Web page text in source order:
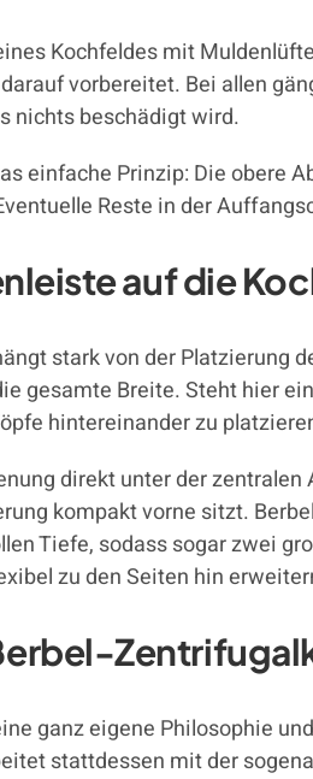
Kochfeldes mit
vorbereitet. Bei allen
nichts beschädigt wird.
einfache Prinzip: Die obere
Reste in der
auf die
stark von der Platzierung
gesamte Breite. Steht hier
hintereinander zu
direkt unter der
kompakt vorne sitzt.
Tiefe, sodass sogar zwei
zu den Seiten hin
ganz eigene Philosophie
stattdessen mit der